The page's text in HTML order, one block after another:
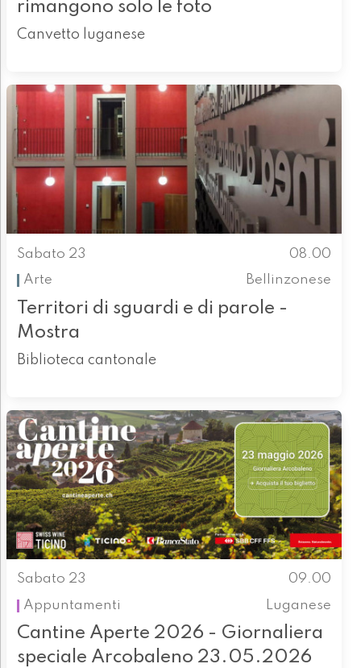
rimangono solo le foto
Canvetto luganese
Sabato 23
08.00
Arte
Bellinzonese
Territori di sguardi e di parole -
Mostra
Biblioteca cantonale
Sabato 23
09.00
Appuntamenti
Luganese
Cantine Aperte 2026 - Giornaliera
speciale Arcobaleno 23.05.2026